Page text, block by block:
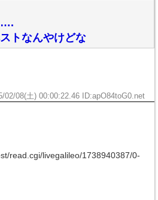
トなんやけどな
02/08(土) 00:00:22.46 ID:apO84toG0.net
read.cgi/livegalileo/1738940387/0-